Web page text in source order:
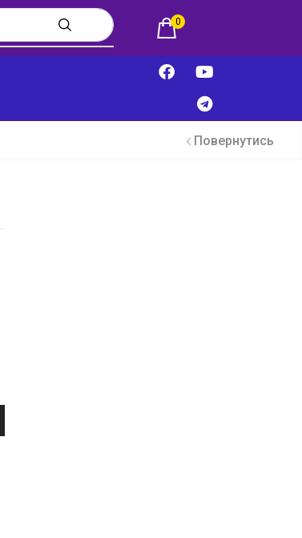
0
Повернутись